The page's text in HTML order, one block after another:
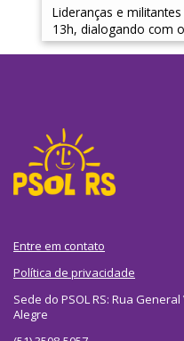
Lideranças e
13h, dialogando com
Entre em contato
Política de privacidade
Sede do PSOL RS: Rua
Alegre